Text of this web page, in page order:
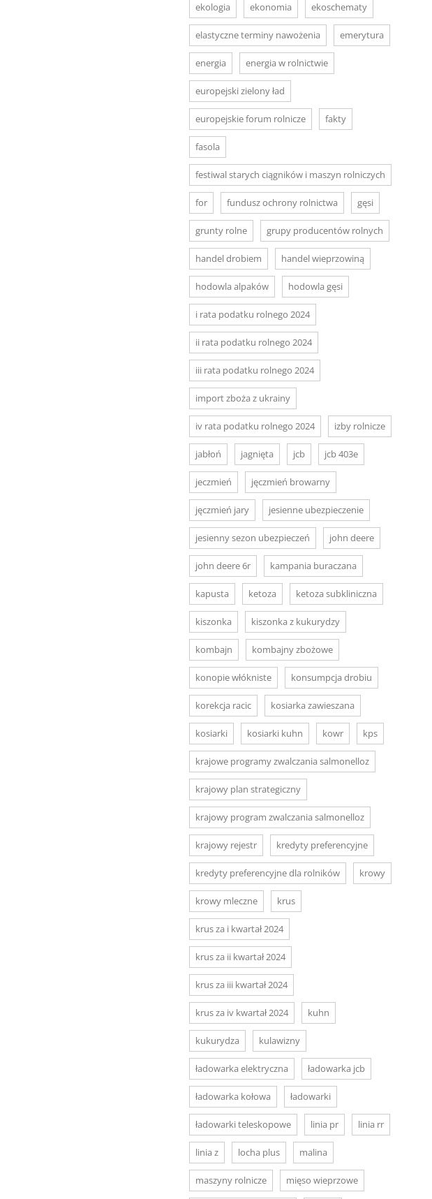
ekologia ekonomia ekoschematy
elastyczne terminy nawożenia emerytura
energia energia w rolnictwie
europejski zielony ład
europejskie forum rolnicze fakty
fasola
festiwal starych ciągników i maszyn rolniczych
for fundusz ochrony rolnictwa gęsi
grunty rolne grupy producentów rolnych
handel drobiem handel wieprzowiną
hodowla alpaków hodowla gęsi
i rata podatku rolnego 2024
ii rata podatku rolnego 2024
iii rata podatku rolnego 2024
import zboża z ukrainy
iv rata podatku rolnego 2024 izby rolnicze
jabłoń jagnięta jcb jcb 403e
jeczmień jęczmień browarny
jęczmień jary jesienne ubezpieczenie
jesienny sezon ubezpieczeń john deere
john deere 6r kampania buraczana
kapusta ketoza ketoza subkliniczna
kiszonka kiszonka z kukurydzy
kombajn kombajny zbożowe
konopie włókniste konsumpcja drobiu
korekcja racic kosiarka zawieszana
kosiarki kosiarki kuhn kowr kps
krajowe programy zwalczania salmonelloz
krajowy plan strategiczny
krajowy program zwalczania salmonelloz
krajowy rejestr kredyty preferencyjne
kredyty preferencyjne dla rolników krowy
krowy mleczne krus
krus za i kwartał 2024
krus za ii kwartał 2024
krus za iii kwartał 2024
krus za iv kwartał 2024 kuhn
kukurydza kulawizny
ładowarka elektryczna ładowarka jcb
ładowarka kołowa ładowarki
ładowarki teleskopowe linia pr linia rr
linia z locha plus malina
maszyny rolnicze mięso wieprzowe